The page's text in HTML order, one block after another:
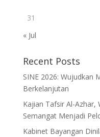
31
« Jul
Recent Posts
SINE 2026: Wujudkan
Berkelanjutan
Kajian Tafsir Al-Azhar,
Semangat Menjadi
Kabinet Bayangan